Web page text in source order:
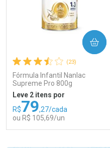
(23)
Fórmula Infantil Nanlac
Supreme Pro 800g
Leve 2 itens por
R$79,27/cada
ou R$ 105,69/un
COMPRAR